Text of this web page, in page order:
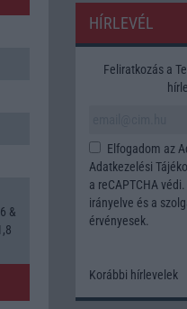
&
HÍRLEVÉL
Feliratkozás a
Elfogadom az
Adatkezelési
a reCAPTCHA
irányelve és a
érvényesek.
Korábbi hírlevelek